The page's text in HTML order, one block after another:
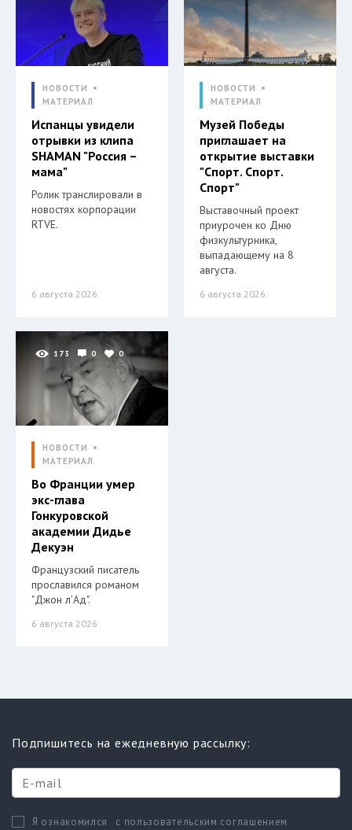
НОВОСТИ
МАТЕРИАЛ
Испанцы увидели
отрывки из клипа
SHAMAN "Россия –
мама"
Ролик транслировали в
новостях корпорации
RTVE.
6 августа 2026
НОВОСТИ
МАТЕРИАЛ
Музей Победы
приглашает на
открытие выставки
"Спорт. Спорт.
Спорт"
Выставочный проект
приурочен ко Дню
физкультурника,
выпадающему на 8
августа.
6 августа 2026
173 0 0
НОВОСТИ
МАТЕРИАЛ
Во Франции умер
экс-глава
Гонкуровской
академии Дидье
Декуэн
Французский писатель
прославился романом
"Джон л’Ад".
6 августа 2026
Подпишитесь на ежедневную рассылку:
Я ознакомился с пользовательским соглашением